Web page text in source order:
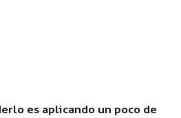
es aplicando un poco de